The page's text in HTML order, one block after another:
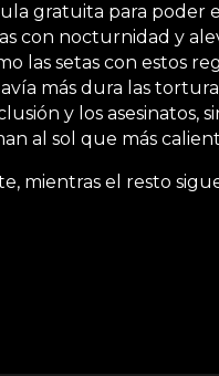
gratuita para poder
con nocturnidad y
las setas con estos
más dura las
y los asesinatos,
al sol que más
mientras el resto